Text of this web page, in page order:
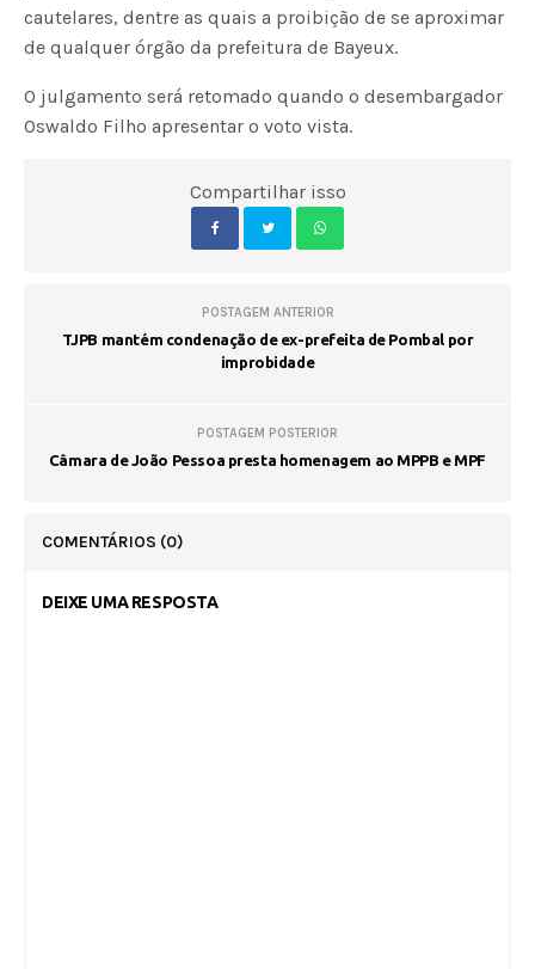
cautelares, dentre as quais a proibição de se aproximar
de qualquer órgão da prefeitura de Bayeux.
O julgamento será retomado quando o desembargador
Oswaldo Filho apresentar o voto vista.
Compartilhar isso
POSTAGEM ANTERIOR
TJPB mantém condenação de ex-prefeita de Pombal por
improbidade
POSTAGEM POSTERIOR
Câmara de João Pessoa presta homenagem ao MPPB e MPF
COMENTÁRIOS (0)
DEIXE UMA RESPOSTA